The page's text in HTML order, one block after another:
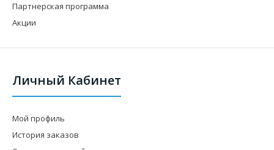
Партнерская программа
Акции
Личный Кабинет
Мой профиль
История заказов